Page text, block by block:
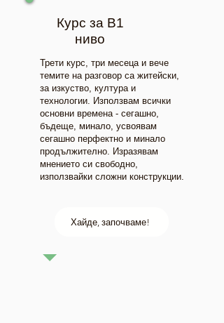
Курс за В1
ниво
Трети курс, три месеца и вече
темите на разговор са житейски,
за изкуство, култура и
технологии. Използвам всички
основни времена - сегашно,
бъдеще, минало, усвоявам
сегашно перфектно и минало
продължително. Изразявам
мнението си свободно,
използвайки сложни конструкции.
Хайде, започваме!